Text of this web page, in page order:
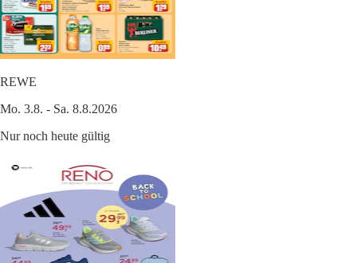
REWE
Mo. 3.8. - Sa. 8.8.2026
Nur noch heute gültig